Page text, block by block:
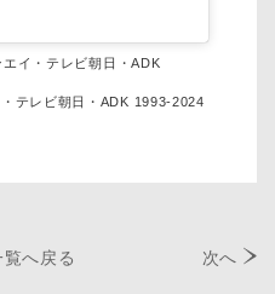
イ・テレビ朝日・ADK
テレビ朝日・ADK 1993-2024
へ戻る 次へ